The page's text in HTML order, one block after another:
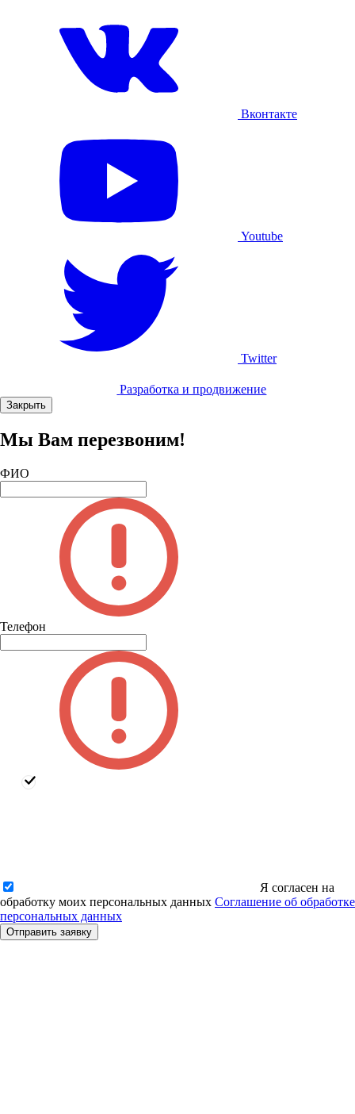
Вконтакте
Youtube
Twitter
Разработка и продвижение
Закрыть
Мы Вам перезвоним!
ФИО
Телефон
Я согласен на
обработку моих персональных данных Соглашение об обработке
персональных данных